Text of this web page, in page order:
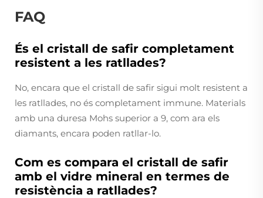
FAQ
És el cristall de safir completament
resistent a les ratllades?
No, encara que el cristall de safir sigui molt resistent a
les ratllades, no és completament immune. Materials
amb una duresa Mohs superior a 9, com ara els
diamants, encara poden ratllar-lo.
Com es compara el cristall de safir
amb el vidre mineral en termes de
resistència a ratllades?